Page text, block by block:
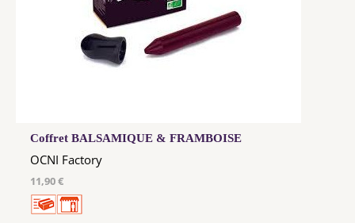
Coffret BALSAMIQUE & FRAMBOISE
OCNI Factory
11,90 €